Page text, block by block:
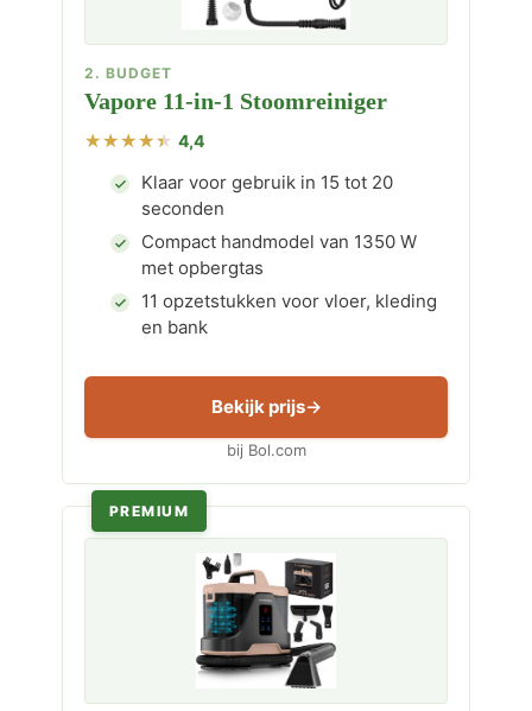
2. BUDGET
Vapore 11-in-1 Stoomreiniger
4,4
Klaar voor gebruik in 15 tot 20
seconden
Compact handmodel van 1350 W
met opbergtas
11 opzetstukken voor vloer, kleding
en bank
Bekijk prijs
bij Bol.com
PREMIUM